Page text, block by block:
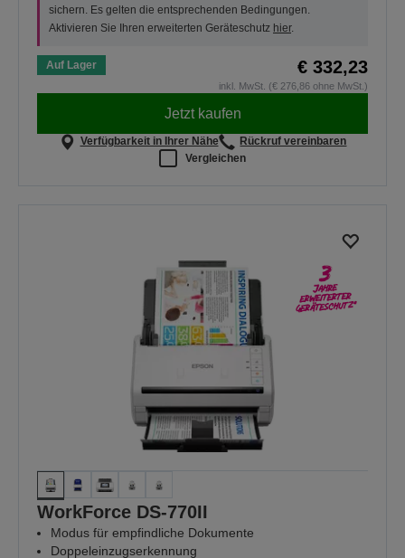
sichern. Es gelten die entsprechenden Bedingungen.
Aktivieren Sie Ihren erweiterten Geräteschutz hier.
Auf Lager € 332,23
inkl. MwSt. (€ 276,86 ohne MwSt.)
Jetzt kaufen
Verfügbarkeit in Ihrer Nähe
Rückruf vereinbaren
Vergleichen
WorkForce DS-770II
Modus für empfindliche Dokumente
Doppeleinzugserkennung